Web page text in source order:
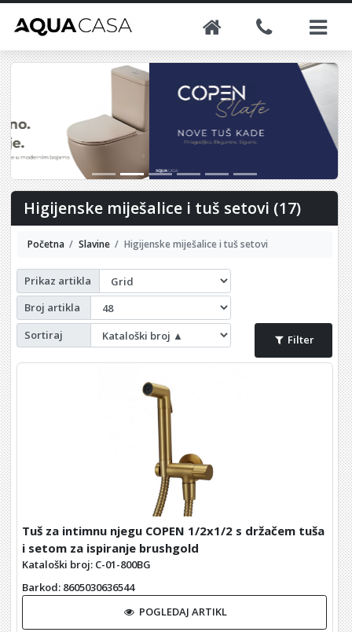
Higijenske miješalice i tuš setovi (17)
Početna Slavine Higijenske miješalice i tuš setovi
Prikaz artikla
Broj artikla
Sortiraj
Filter
Tuš za intimnu njegu COPEN 1/2x1/2 s držačem tuša
i setom za ispiranje brushgold
Kataloški broj: C-01-800BG
Barkod: 8605030636544
POGLEDAJ ARTIKL